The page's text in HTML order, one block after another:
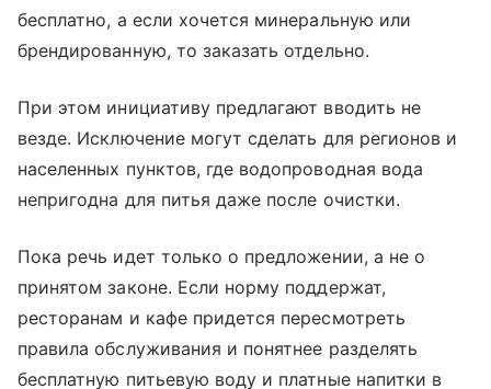
бесплатно, а если хочется минеральную или
брендированную, то заказать отдельно.
При этом инициативу предлагают вводить не
везде. Исключение могут сделать для регионов и
населенных пунктов, где водопроводная вода
непригодна для питья даже после очистки.
Пока речь идет только о предложении, а не о
принятом законе. Если норму поддержат,
ресторанам и кафе придется пересмотреть
правила обслуживания и понятнее разделять
бесплатную питьевую воду и платные напитки в